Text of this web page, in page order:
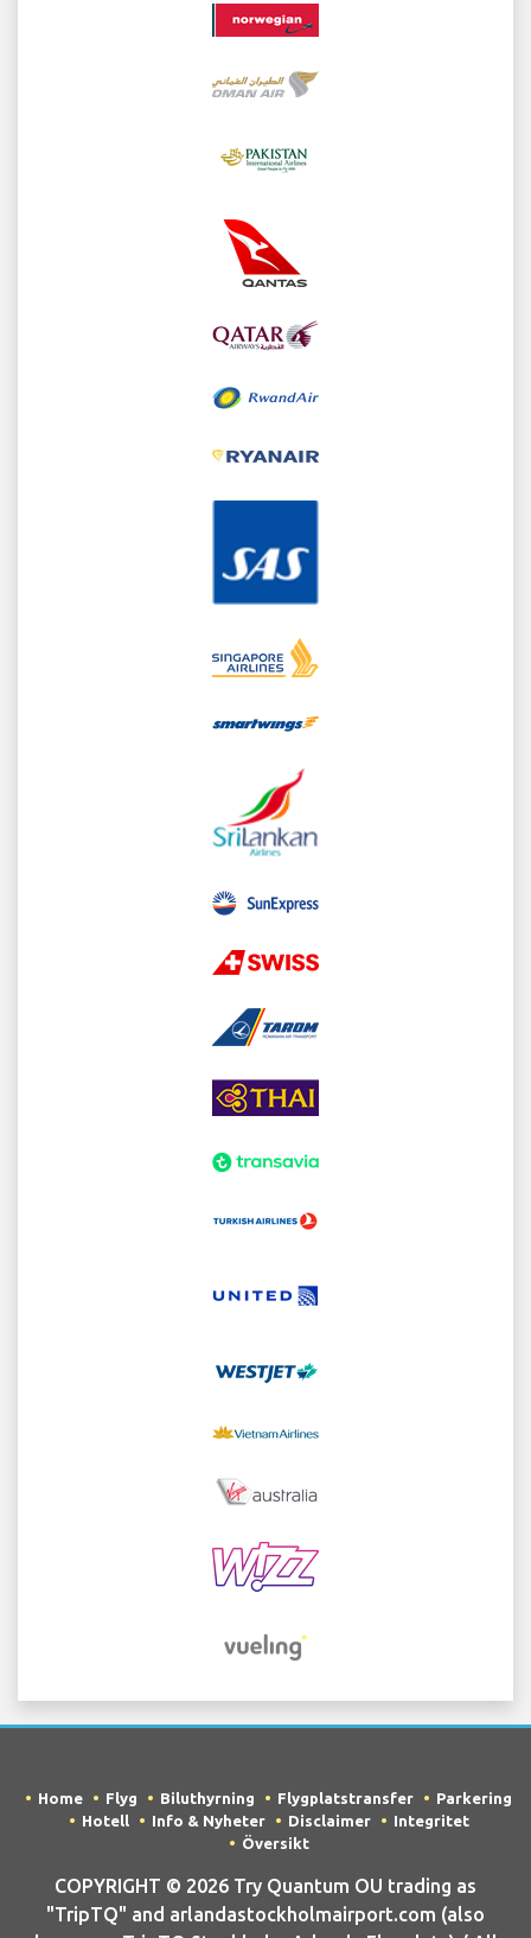
Home Flyg Biluthyrning Flygplatstransfer
Parkering
Hotell
Info & Nyheter Disclaimer
Integritet
Översikt
COPYRIGHT © 2026 Try Quantum OU trading as
"TripTQ" and arlandastockholmairport.com (also